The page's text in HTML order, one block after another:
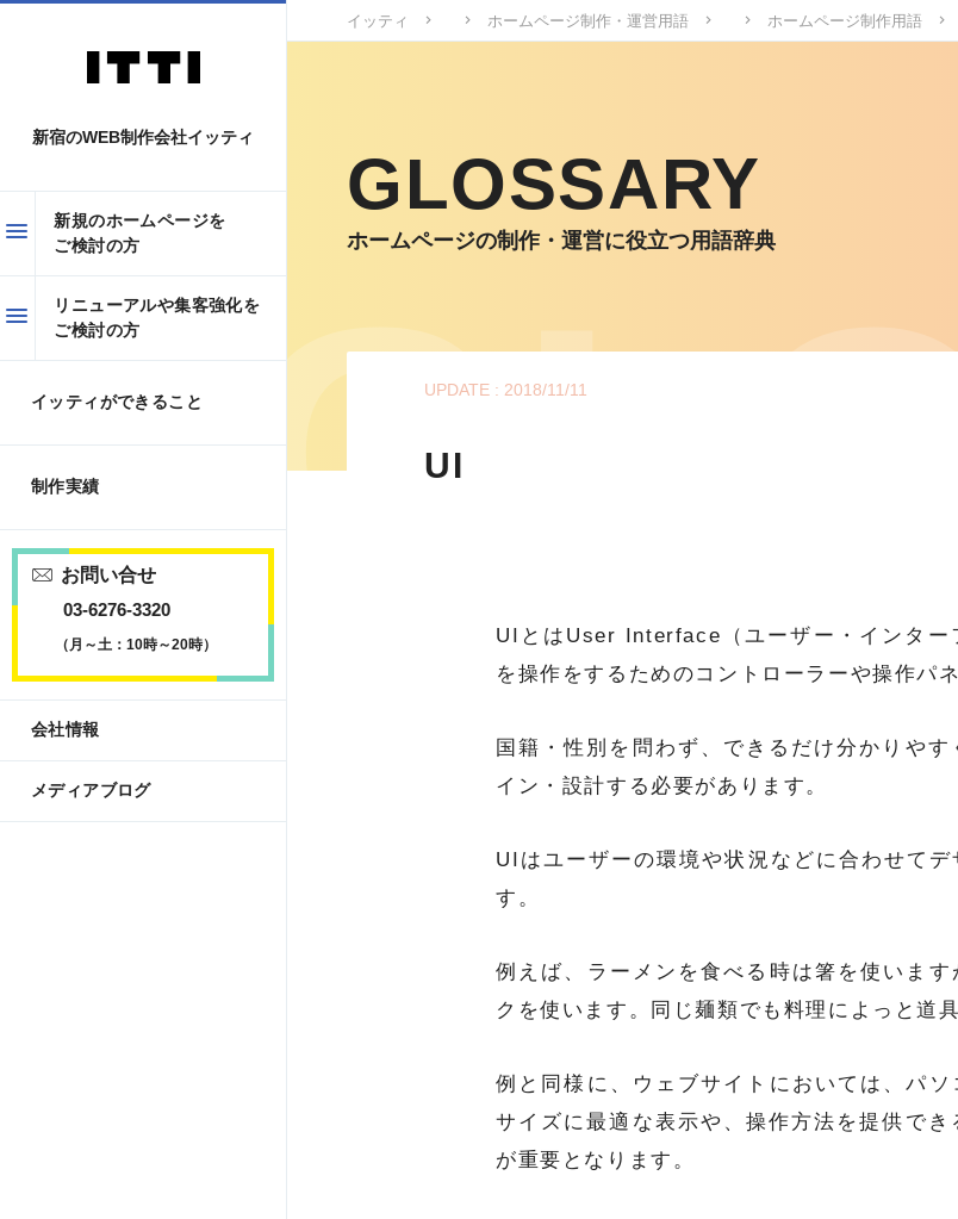
イッティ ホームページ制作・運営用語 ホームページ制作用語
GLOSSARY
ホームページの制作・運営に役立つ用語辞典
UPDATE : 2018/11/11
UI
UIとはUser Interface（ユーザー・インター
を操作をするためのコントローラーや操作パ
国籍・性別を問わず、できるだけ分かりや
イン・設計する必要があります。
UIはユーザーの環境や状況などに合わせて
す。
例えば、ラーメンを食べる時は箸を使いま
クを使います。同じ麺類でも料理によっと道
例と同様に、ウェブサイトにおいては、パ
サイズに最適な表示や、操作方法を提供で
が重要となります。
新宿のWEB制作会社イッティ
新規のホームページを
ご検討の方
リニューアルや集客強化を
ご検討の方
イッティができること
制作実績
お問い合せ
03-6276-3320
（月～土：10時～20時）
会社情報
メディアブログ